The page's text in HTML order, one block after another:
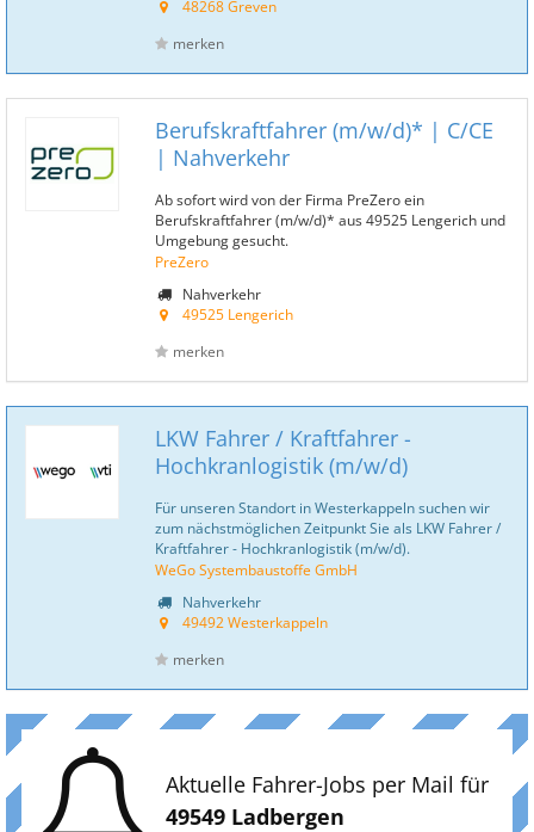
48268 Greven
merken
Berufskraftfahrer (m/w/d)* | C/CE
| Nahverkehr
Ab sofort wird von der Firma PreZero ein
Berufskraftfahrer (m/w/d)* aus 49525 Lengerich und
Umgebung gesucht.
PreZero
Nahverkehr
49525 Lengerich
merken
LKW Fahrer / Kraftfahrer -
Hochkranlogistik (m/w/d)
Für unseren Standort in Westerkappeln suchen wir
zum nächstmöglichen Zeitpunkt Sie als LKW Fahrer /
Kraftfahrer - Hochkranlogistik (m/w/d).
WeGo Systembaustoffe GmbH
Nahverkehr
49492 Westerkappeln
merken
Aktuelle Fahrer-Jobs per Mail für
49549 Ladbergen